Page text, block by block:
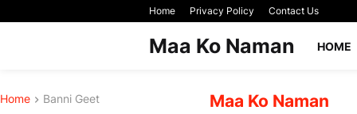
Home Privacy Policy Contact Us
Maa Ko Naman HOME
Home Banni Geet Maa Ko Naman